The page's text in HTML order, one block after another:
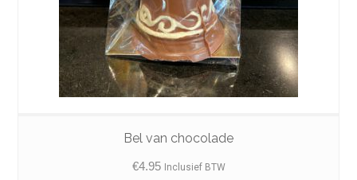
Bel van chocolade
€4.95 Inclusief BTW